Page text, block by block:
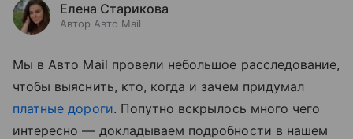
Елена Старикова
Автор Авто Mail
Мы в Авто Mail провели небольшое расследование,
чтобы выяснить, кто, когда и зачем придумал
платные дороги. Попутно вскрылось много чего
интересно — докладываем подробности в нашем